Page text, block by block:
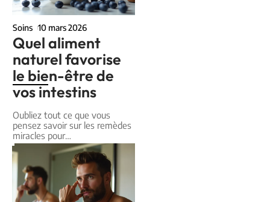
Soins 10 mars 2026
Quel aliment
naturel favorise
le bien-être de
vos intestins
Oubliez tout ce que vous
pensez savoir sur les remèdes
miracles pour…